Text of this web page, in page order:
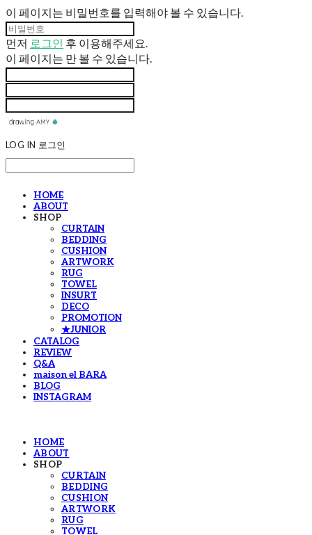
이 페이지는 비밀번호를 입력해야 볼 수 있습니다.
먼저 로그인 후 이용해주세요.
이 페이지는 만 볼 수 있습니다.
LOG IN 로그인
HOME
ABOUT
SHOP
CURTAIN
BEDDING
CUSHION
ARTWORK
RUG
TOWEL
INSURT
DECO
PROMOTION
★JUNIOR
CATALOG
REVIEW
Q&A
maison el BARA
BLOG
INSTAGRAM
HOME
ABOUT
SHOP
CURTAIN
BEDDING
CUSHION
ARTWORK
RUG
TOWEL